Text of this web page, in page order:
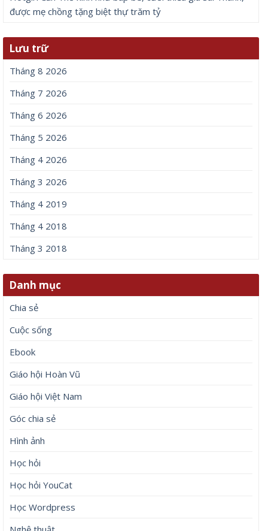
được mẹ chồng tặng biệt thự trăm tỷ
Lưu trữ
Tháng 8 2026
Tháng 7 2026
Tháng 6 2026
Tháng 5 2026
Tháng 4 2026
Tháng 3 2026
Tháng 4 2019
Tháng 4 2018
Tháng 3 2018
Danh mục
Chia sẻ
Cuộc sống
Ebook
Giáo hội Hoàn Vũ
Giáo hội Việt Nam
Góc chia sẻ
Hình ảnh
Học hỏi
Học hỏi YouCat
Học Wordpress